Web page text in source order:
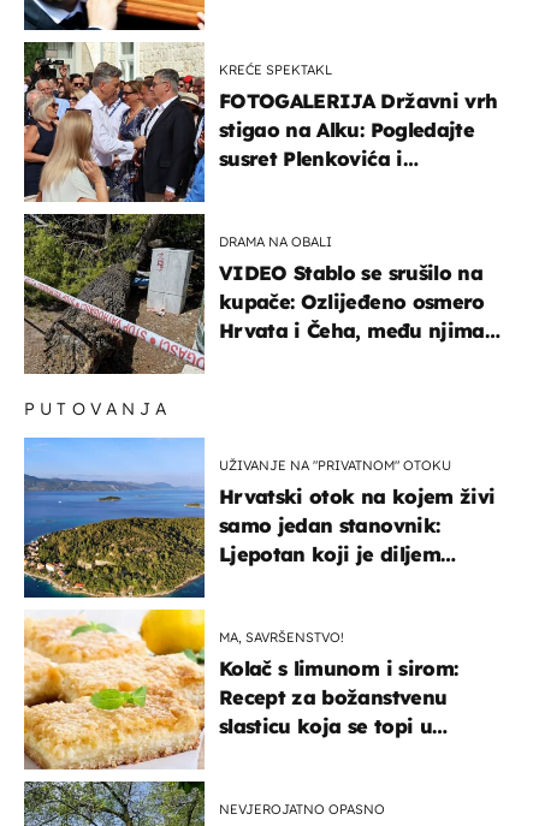
KREĆE SPEKTAKL
FOTOGALERIJA Državni vrh
stigao na Alku: Pogledajte
susret Plenkovića i
DRAMA NA OBALI
VIDEO Stablo se srušilo na
kupače: Ozlijeđeno osmero
Hrvata i Čeha, među njima
PUTOVANJA
UŽIVANJE NA "PRIVATNOM" OTOKU
Hrvatski otok na kojem živi
samo jedan stanovnik:
Ljepotan koji je diljem
MA, SAVRŠENSTVO!
Kolač s limunom i sirom:
Recept za božanstvenu
slasticu koja se topi u
NEVJEROJATNO OPASNO